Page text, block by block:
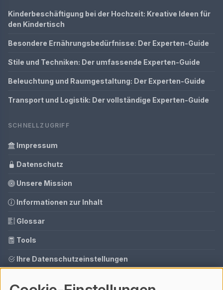
Kinderbeschäftigung bei der Hochzeit: Kreative Ideen für
den Kindertisch
Besondere Ernährungsbedürfnisse: Der Experten-Guide
Stile und Techniken: Der umfassende Experten-Guide
Beleuchtung und Raumgestaltung: Der Experten-Guide
Transport und Logistik: Der vollständige Experten-Guide
SCHNELLZUGRIFF
Impressum
Datenschutz
Unsere Mission
Informationen zur Inhalt
Glossar
Tools
Ihre Datenschutzeinstellungen